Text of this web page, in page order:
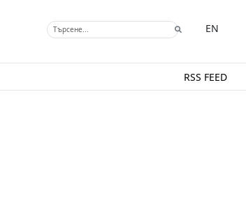
EN
RSS FEED